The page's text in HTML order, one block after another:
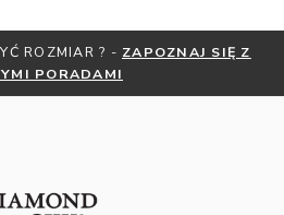
ROZMIAR ? - ZAPOZNAJ SIĘ Z
PORADAMI